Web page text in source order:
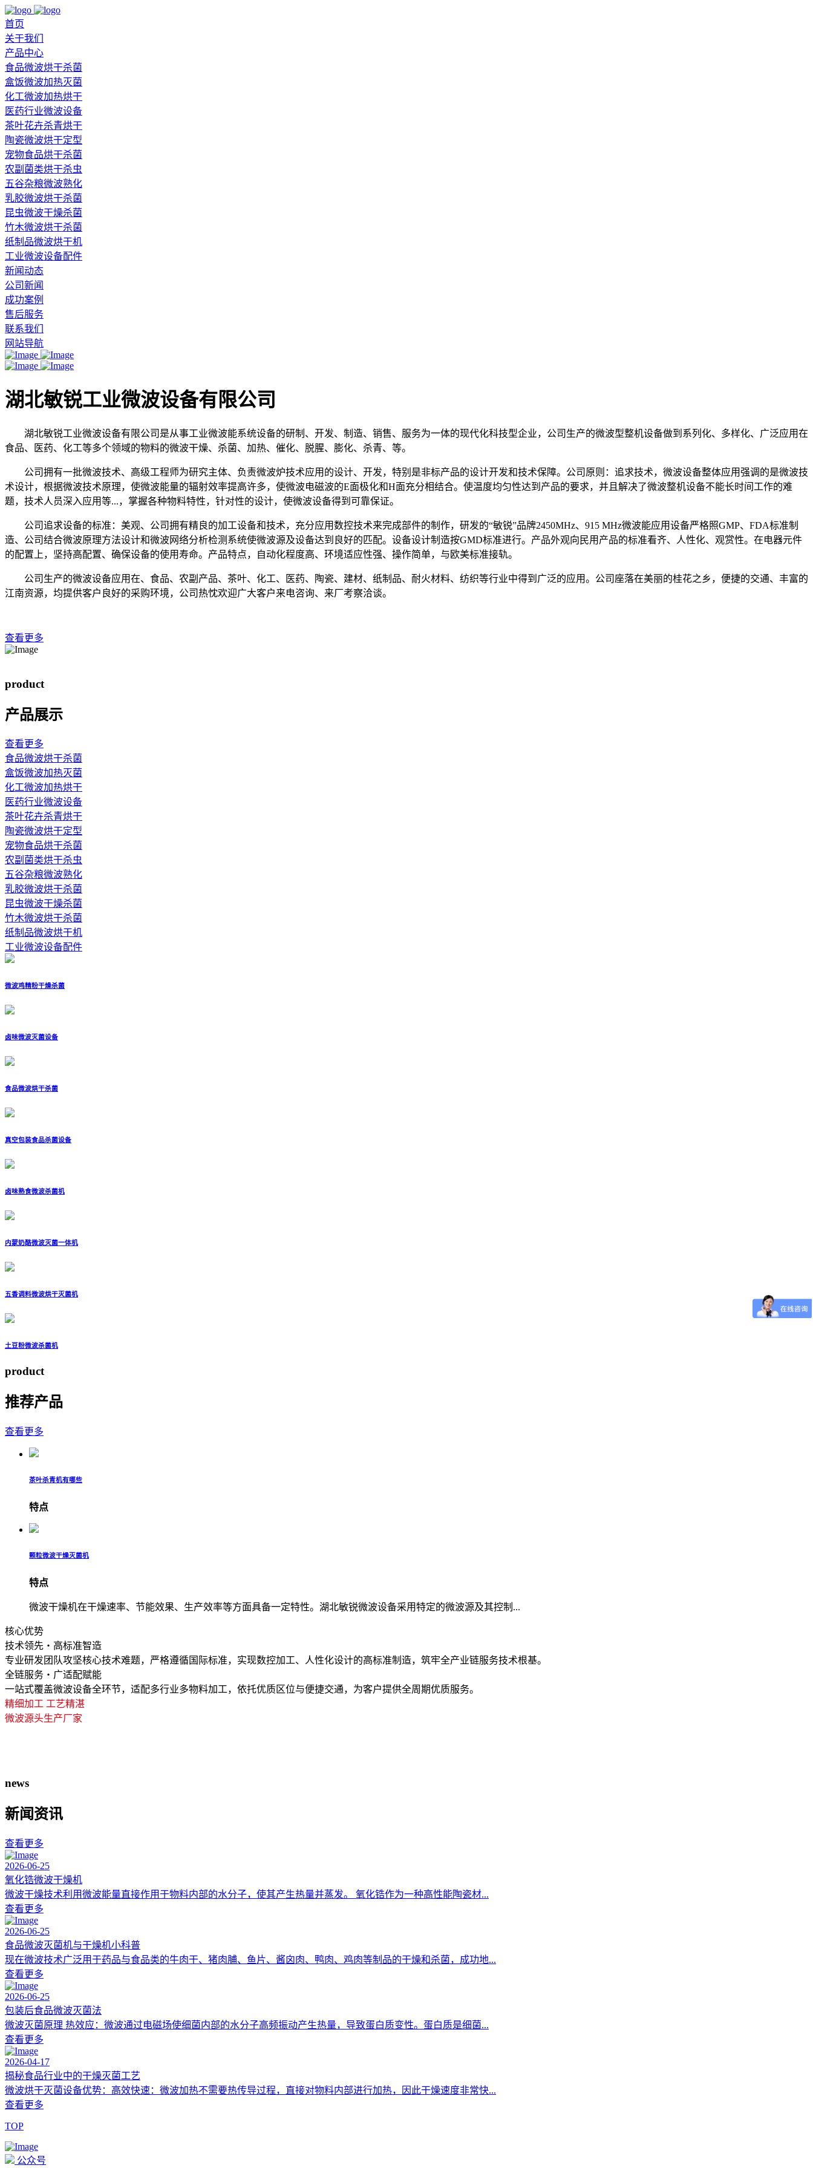
首页
关于我们
产品中心
食品微波烘干杀菌
盒饭微波加热灭菌
化工微波加热烘干
医药行业微波设备
茶叶花卉杀青烘干
陶瓷微波烘干定型
宠物食品烘干杀菌
农副菌类烘干杀虫
五谷杂粮微波熟化
乳胶微波烘干杀菌
昆虫微波干燥杀菌
竹木微波烘干杀菌
纸制品微波烘干机
工业微波设备配件
新闻动态
公司新闻
成功案例
售后服务
联系我们
网站导航
湖北敏锐工业微波设备有限公司
湖北敏锐工业微波设备有限公司是从事工业微波能系统设备的研制、开发、制造、销售、服务为一体的现代化科技型企业，公司生产的微波型整机设备做到系列化、多样化、广泛应用在
食品、医药、化工等多个领域的物料的微波干燥、杀菌、加热、催化、脱腥、膨化、杀青、等。
公司拥有一批微波技术、高级工程师为研究主体、负责微波炉技术应用的设计、开发，特别是非标产品的设计开发和技术保障。公司原则：追求技术，微波设备整体应用强调的是微波技
术设计，根据微波技术原理，使微波能量的辐射效率提高许多，使微波电磁波的E面极化和H面充分相结合。使温度均匀性达到产品的要求，并且解决了微波整机设备不能长时间工作的难
题，技术人员深入应用等...，掌握各种物料特性，针对性的设计，使微波设备得到可靠保证。
公司追求设备的标准：美观、公司拥有精良的加工设备和技术，充分应用数控技术来完成部件的制作，研发的“敏锐”品牌2450MHz、915 MHz微波能应用设备严格照GMP、FDA标准制
造、公司结合微波原理方法设计和微波网络分析检测系统使微波源及设备达到良好的匹配。设备设计制造按GMD标准进行。产品外观向民用产品的标准看齐、人性化、观赏性。在电器元件
的配置上，坚持高配置、确保设备的使用寿命。产品特点，自动化程度高、环境适应性强、操作简单，与欧美标准接轨。
公司生产的微波设备应用在、食品、农副产品、茶叶、化工、医药、陶瓷、建材、纸制品、耐火材料、纺织等行业中得到广泛的应用。公司座落在美丽的桂花之乡，便捷的交通、丰富的
江南资源，均提供客户良好的采购环境，公司热忱欢迎广大客户来电咨询、来厂考察洽谈。
查看更多
product
产品展示
查看更多
食品微波烘干杀菌
盒饭微波加热灭菌
化工微波加热烘干
医药行业微波设备
茶叶花卉杀青烘干
陶瓷微波烘干定型
宠物食品烘干杀菌
农副菌类烘干杀虫
五谷杂粮微波熟化
乳胶微波烘干杀菌
昆虫微波干燥杀菌
竹木微波烘干杀菌
纸制品微波烘干机
工业微波设备配件
微波鸡精粉干燥杀菌
卤味微波灭菌设备
食品微波烘干杀菌
真空包装食品杀菌设备
卤味熟食微波杀菌机
内蒙奶酪微波灭菌一体机
五香调料微波烘干灭菌机
土豆粉微波杀菌机
product
推荐产品
查看更多
茶叶杀青机有哪些
特点
颗粒微波干燥灭菌机
特点
微波干燥机在干燥速率、节能效果、生产效率等方面具备一定特性。湖北敏锐微波设备采用特定的微波源及其控制...
核心优势
技术领先・高标准智造
专业研发团队攻坚核心技术难题，严格遵循国际标准，实现数控加工、人性化设计的高标准制造，筑牢全产业链服务技术根基。
全链服务・广适配赋能
一站式覆盖微波设备全环节，适配多行业多物料加工，依托优质区位与便捷交通，为客户提供全周期优质服务。
精细加工 工艺精湛
微波源头生产厂家
news
新闻资讯
查看更多
2026-06-25
氧化锆微波干燥机
微波干燥技术利用微波能量直接作用于物料内部的水分子，使其产生热量并蒸发。 氧化锆作为一种高性能陶瓷材...
查看更多
2026-06-25
食品微波灭菌机与干燥机小科普
现在微波技术广泛用于药品与食品类的牛肉干、猪肉脯、鱼片、酱囟肉、鸭肉、鸡肉等制品的干燥和杀菌，成功地...
查看更多
2026-06-25
包装后食品微波灭菌法
微波灭菌原理 热效应：微波通过电磁场使细菌内部的水分子高频振动产生热量，导致蛋白质变性。蛋白质是细菌...
查看更多
2026-04-17
揭秘食品行业中的干燥灭菌工艺
微波烘干灭菌设备优势：高效快速：微波加热不需要热传导过程，直接对物料内部进行加热，因此干燥速度非常快...
查看更多
TOP
公众号